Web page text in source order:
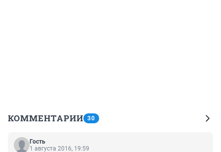
КОММЕНТАРИИ 30
Гость
1 августа 2016, 19:59